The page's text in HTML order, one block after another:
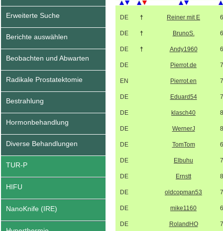
Erweiterte Suche
Berichte auswählen
Beobachten und Abwarten
Radikale Prostatektomie
Bestrahlung
Hormonbehandlung
Diverse Behandlungen
TUR-P
HIFU
NanoKnife (IRE)
DE † Reiner mit E
DE † BrunoS.
DE † Andy1960
DE Pierrot.de
EN Pierrot.en
DE Eduard54
DE klasch40
DE WernerJ
DE TomTom
DE Elbuhu
DE Ernstt
DE oldcopman53
DE mike1160
DE RolandHO